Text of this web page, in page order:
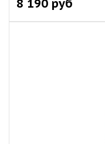
8 190 руб